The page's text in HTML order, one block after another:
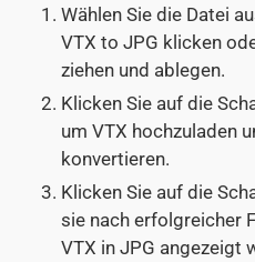
Wählen Sie die Datei
VTX to JPG klicken
ziehen und ablegen.
Klicken Sie auf die
um VTX hochzuladen
konvertieren.
Klicken Sie auf die
sie nach erfolgreicher
VTX in JPG angezeigt